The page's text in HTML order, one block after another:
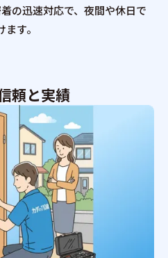
の迅速対応で、夜間や休日で
す。
頼と実績